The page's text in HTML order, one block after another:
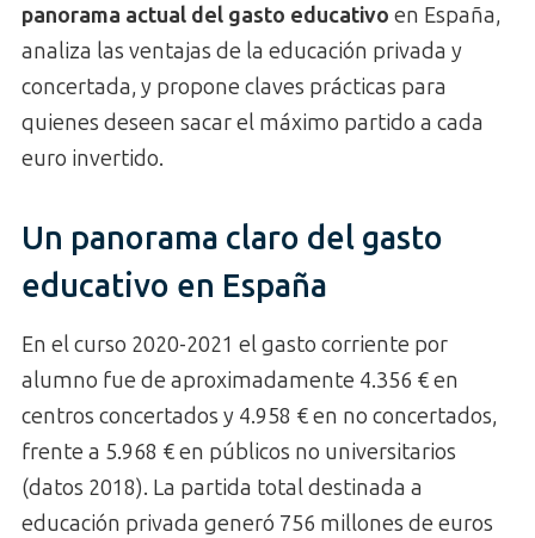
panorama actual del gasto educativo en España,
analiza las ventajas de la educación privada y
concertada, y propone claves prácticas para
quienes deseen sacar el máximo partido a cada
euro invertido.
Un panorama claro del gasto
educativo en España
En el curso 2020-2021 el gasto corriente por
alumno fue de aproximadamente 4.356 € en
centros concertados y 4.958 € en no concertados,
frente a 5.968 € en públicos no universitarios
(datos 2018). La partida total destinada a
educación privada generó 756 millones de euros